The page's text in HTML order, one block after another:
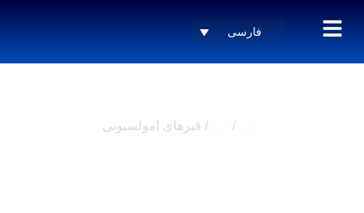
فارسی
/ / قیرهای امولسیونی